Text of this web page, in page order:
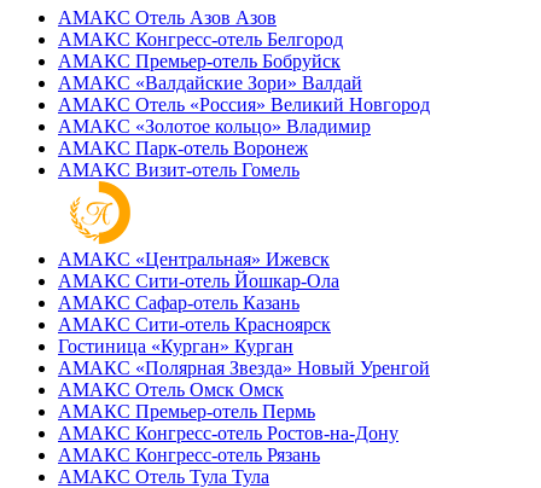
АМАКС Отель ‎Азов Азов
АМАКС Конгресс-отель Белгород
АМАКС Премьер-отель Бобруйск
АМАКС «‎Валдайские Зори» Валдай
АМАКС Отель «‎Россия» Великий Новгород
АМАКС «‎Золотое кольцо» Владимир
АМАКС Парк-отель Воронеж
АМАКС Визит-отель Гомель
АМАКС «‎Центральная» Ижевск
АМАКС Сити-отель Йошкар-Ола
АМАКС Сафар-отель Казань
АМАКС Сити-отель Красноярск
Гостиница «‎Курган» Курган
АМАКС «Полярная Звезда» Новый Уренгой
АМАКС Отель ‎Омск Омск
АМАКС Премьер-отель Пермь
АМАКС Конгресс-отель Ростов-на-Дону
АМАКС Конгресс-отель Рязань
АМАКС Отель Тула Тула